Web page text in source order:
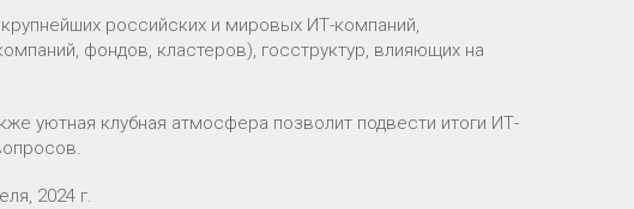
российских и мировых ИТ-компаний,
фондов, кластеров), госструктур, влияющих на
уютная клубная атмосфера позволит подвести итоги ИТ-
2024 г.